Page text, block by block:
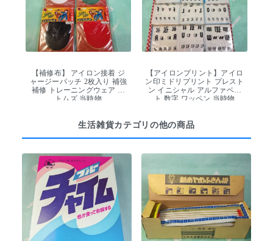
【補修布】 アイロン接着 ジ
ャージーパッチ 2枚入り 補強
補修 トレーニングウェア ニ
トムズ 当時物
【アイロンプリント】アイロ
ン印ミドリプリント プレスト
ン イニシャル アルファベッ
ト 数字 ワッペン 当時物
生活雑貨カテゴリの他の商品